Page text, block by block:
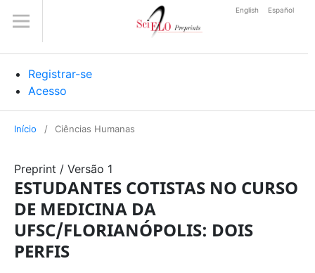
Registrar-se
Acesso
English Español
Início / Ciências Humanas
Preprint / Versão 1
ESTUDANTES COTISTAS NO CURSO
DE MEDICINA DA
UFSC/FLORIANÓPOLIS: DOIS
PERFIS